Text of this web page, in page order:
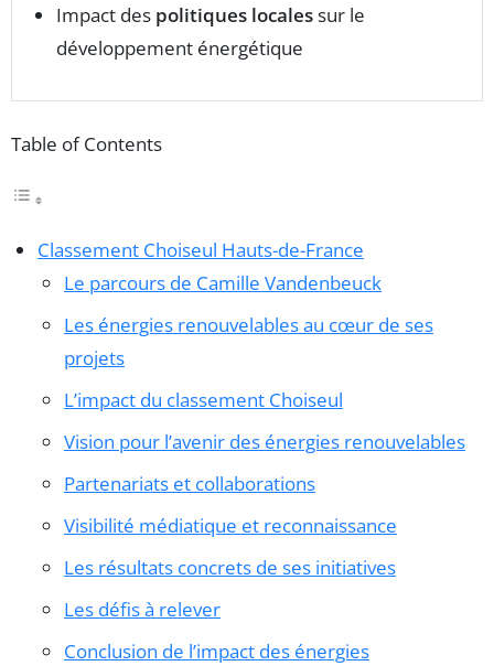
Impact des politiques localessur le
développement énergétique
Table of Contents
Classement Choiseul Hauts-de-France
Le parcours de Camille Vandenbeuck
Les énergies renouvelables au cœur de ses
projets
L’impact du classement Choiseul
Vision pour l’avenir des énergies renouvelables
Partenariats et collaborations
Visibilité médiatique et reconnaissance
Les résultats concrets de ses initiatives
Les défis à relever
Conclusion de l’impact des énergies